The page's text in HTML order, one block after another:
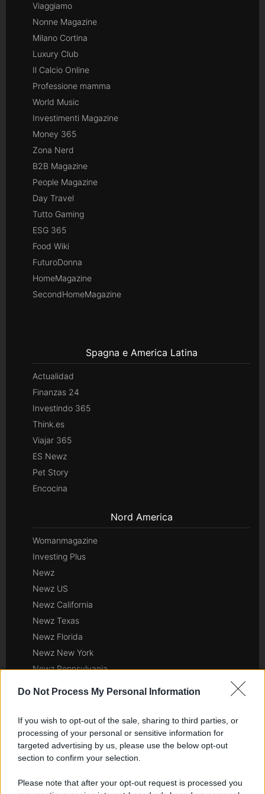
Do Not Process My Personal Information
If you wish to opt-out of the sale, sharing to third parties, or
processing of your personal or sensitive information for
targeted advertising by us, please use the below opt-out
section to confirm your selection.
Please note that after your opt-out request is processed you
Viaggiamo
Nonne Magazine
Milano Cortina
Luxury Club
Il Calcio Online
Professione mamma
World Music
Investimenti Magazine
Money 365
Zona Nerd
B2B Magazine
People Magazine
Day Travel
Tutto Gaming
ESG 365
Food Wiki
FuturoDonna
HomeMagazine
SecondHomeMagazine
Spagna e America Latina
Actualidad
Finanzas 24
Investindo 365
Think.es
Viajar 365
ES Newz
Pet Story
Encocina
Nord America
Womanmagazine
Investing Plus
Newz
Newz US
Newz California
Newz Texas
Newz Florida
Newz New York
Newz Pennsylvania
Gameland
Hig Tech Mag
Scoop Mag
Motors Magazine 365